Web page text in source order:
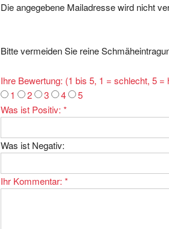
Die angegebene Mailadresse wird nicht
Bitte vermeiden Sie reine
Ihre Bewertung: (1 bis 5, 1 = schlecht, 5 =
1
2 3 4
5
Was ist Positiv:*
Was ist Negativ:
Ihr Kommentar:*